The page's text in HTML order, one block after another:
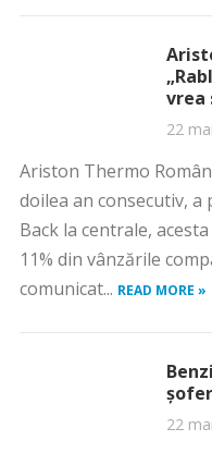
vrea
22
Ariston Thermo
doilea an consecutiv,
Back la centrale,
11% din vânzările
comunicat... READ MORE »
22